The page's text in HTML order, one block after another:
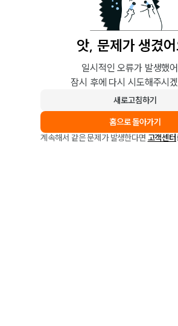
앗, 문제가 생겼
일시적인 오류가 발생했
잠시 후에 다시 시도해주시
새로고침하기
홈으로 돌아가기
계속해서 같은 문제가 발생한다면 고객센터